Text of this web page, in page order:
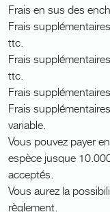
Frais en sus des
Frais
ttc.
Frais
ttc.
Frais
Frais
variable.
Vous pouvez payer
espèce jusque
acceptés.
Vous aurez la
règlement.